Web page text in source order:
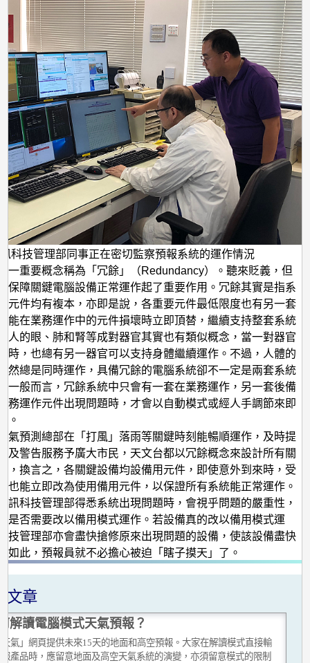
科技管理部同事正在密切監察預報系統的運作情況
一重要概念稱為「冗餘」（Redundancy）。聽來貶義，但
保障關鍵電腦設備正常運作起了重要作用。冗餘其實是指系
元件均有複本，亦即是說，各重要元件最低限度也有另一套
能在業務運作中的元件損壞時立即頂替，繼續支持整套系統
人的眼、肺和腎等成對器官其實也有類似概念，當一對器官
時，也總有另一器官可以支持身體繼續運作。不過，人體的
然總是同時運作，具備冗餘的電腦系統卻不一定是兩套系統
一般而言，冗餘系統中只會有一套在業務運作，另一套後備
務運作元件出現問題時，才會以自動模式或經人手調節來即
。
氣預測總部在「打風」落雨等關鍵時刻能暢順運作，及時提
及警告服務予廣大市民，天文台都以冗餘概念來設計所有關
，換言之，各關鍵設備均設備用元件，即使意外到來時，受
也能立即改為使用備用元件，以保證所有系統能正常運作。
訊科技管理部得悉系統出現問題時，會視乎問題的嚴重性，
是否需要改以備用模式運作。若設備真的改以備用模式運
技管理部亦會盡快搶修原來出現問題的設備，使該設備盡快
如此，預報員就不必擔心被迫「瞎子摸天」了。
文章
解讀電腦模式天氣預報？
氣」網頁提供未來15天的地面和高空預報。大家在解讀模式直接輸
產品時，應留意地面及高空天氣系統的演變，亦須留意模式的限制